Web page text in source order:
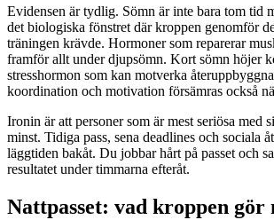
Evidensen är tydlig. Sömn är inte bara tom tid
det biologiska fönstret där kroppen genomför
träningen krävde. Hormoner som reparerar
framför allt under djupsömn. Kort sömn höjer
stresshormon som kan motverka
koordination och motivation försämras också
Ironin är att personer som är mest seriösa med
minst. Tidiga pass, sena deadlines och sociala
läggtiden bakåt. Du jobbar hårt på passet och
resultatet under timmarna efteråt.
Nattpasset: vad kroppen gör